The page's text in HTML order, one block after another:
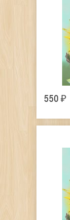
550 ₽